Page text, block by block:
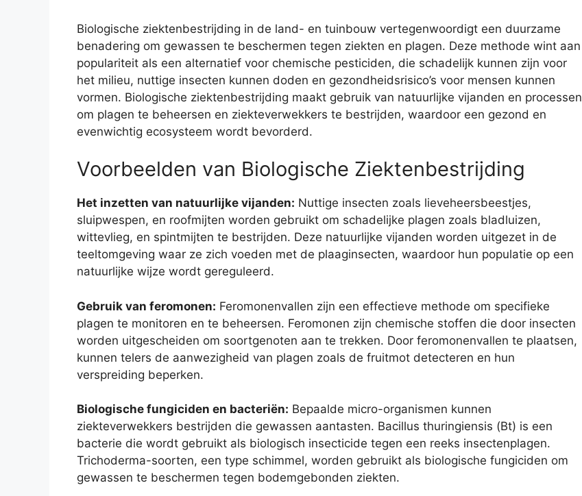
Biologische ziektenbestrijding in de land- en tuinbouw vertegenwoordigt een duurzame
benadering om gewassen te beschermen tegen ziekten en plagen. Deze methode wint aan
populariteit als een alternatief voor chemische pesticiden, die schadelijk kunnen zijn voor
het milieu, nuttige insecten kunnen doden en gezondheidsrisico’s voor mensen kunnen
vormen. Biologische ziektenbestrijding maakt gebruik van natuurlijke vijanden en processen
om plagen te beheersen en ziekteverwekkers te bestrijden, waardoor een gezond en
evenwichtig ecosysteem wordt bevorderd.
Voorbeelden van Biologische Ziektenbestrijding
Het inzetten van natuurlijke vijanden: Nuttige insecten zoals lieveheersbeestjes,
sluipwespen, en roofmijten worden gebruikt om schadelijke plagen zoals bladluizen,
wittevlieg, en spintmijten te bestrijden. Deze natuurlijke vijanden worden uitgezet in de
teeltomgeving waar ze zich voeden met de plaaginsecten, waardoor hun populatie op een
natuurlijke wijze wordt gereguleerd.
Gebruik van feromonen: Feromonenvallen zijn een effectieve methode om specifieke
plagen te monitoren en te beheersen. Feromonen zijn chemische stoffen die door insecten
worden uitgescheiden om soortgenoten aan te trekken. Door feromonenvallen te plaatsen,
kunnen telers de aanwezigheid van plagen zoals de fruitmot detecteren en hun
verspreiding beperken.
Biologische fungiciden en bacteriën: Bepaalde micro-organismen kunnen
ziekteverwekkers bestrijden die gewassen aantasten. Bacillus thuringiensis (Bt) is een
bacterie die wordt gebruikt als biologisch insecticide tegen een reeks insectenplagen.
Trichoderma-soorten, een type schimmel, worden gebruikt als biologische fungiciden om
gewassen te beschermen tegen bodemgebonden ziekten.